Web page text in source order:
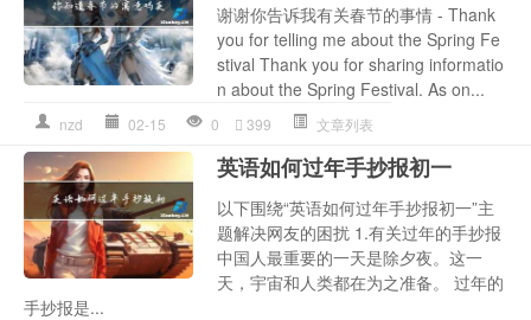
谢谢你告诉我有关春节的事情 - Thank
you for telling me about the Spring Fe
stival Thank you for sharing informatio
n about the Spring Festival. As on...
nzd 02-15 0 399 文章列表
英语如何过年手抄报初一
以下围绕“英语如何过年手抄报初一”主
题解决网友的困扰 1.有关过年的手抄报
中国人最重要的一天是除夕夜。这一
天，宇宙和人类都在为之准备。 过年的
手抄报是...